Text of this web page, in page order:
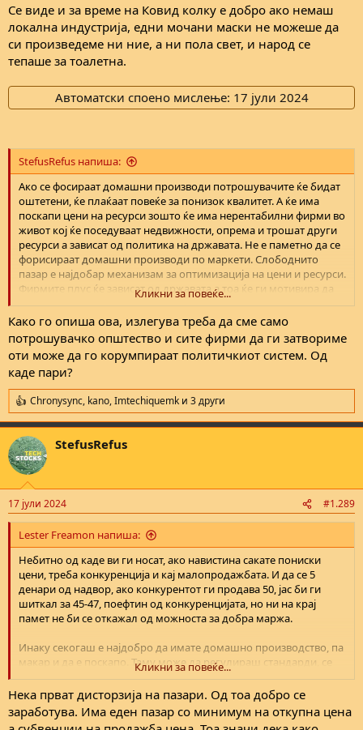
Се виде и за време на Ковид колку е добро ако немаш
локална индустрија, едни мочани маски не можеше да
си произведеме ни ние, а ни пола свет, и народ се
тепаше за тоалетна.
Автоматски споено мислење: 17 јули 2024
StefusRefus напиша:
Aко се фосираат домашни производи потрошувачите ќе бидат
оштетени, ќе плаќаат повеќе за понизок квалитет. А ќе има
поскапи цени на ресурси зошто ќе има нерентабилни фирми во
живот кој ќе поседуваат недвижности, опрема и трошат други
ресурси а зависат од политика на државата. Не е паметно да се
форисираат домашни производи по маркети. Слободнито
пазар е најдобар механизам за оптимизација на цени и ресурси.
Фирмите плус ќе зависат од државата а тоа ќе ги мотивира да
го корумираат политичкиот систем.
Кликни за повеќе...
Како го опиша ова, излегува треба да сме само
потрошувачко општество и сите фирми да ги затвориме
оти може да го корумпираат политичкиот систем. Од
каде пари?
R
e
a
c
t
i
s
:
Chronysync, kano,Imtechiquemk и 3 други
StefusRefus
17 јули 2024 #1.289
Lester Freamon напиша:
Небитно од каде ви ги носат, ако навистина сакате пониски
цени, треба конкуренција и кај малопродажбата. И да се 5
денари од надвор, ако конкурентот ги продава 50, јас би ги
шиткал за 45-47, поефтин од конкуренцијата, но ни на крај
памет не би се откажал од можноста за добра маржа.
Инаку секогаш е најдобро да имате домашно производство, па
макар и да е поскапо. Таму може да регулираш стандарди, се
гради локална економија и се отвораат работни места,
капиталот останува во државата, не зависиш од милоста на тие
од надвор. Една војна како оваа во Украина, може да те остави
без увоз, и да го плаќаш и 5 пати поскапо од старата цена.
Кликни за повеќе...
Нека прват дисторзија на пазари. Од тоа добро се
заработува. Има еден пазар со минимум на откупна цена